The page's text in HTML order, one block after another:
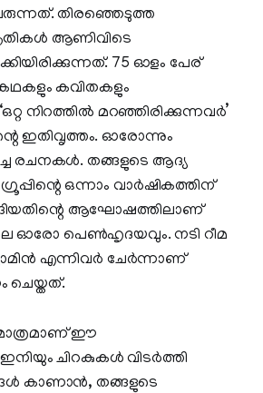
തിരഞ്ഞെടുത്ത
ആണിവിടെ
75 ഓളം പേര്
കവിതകളും
നിറത്തിൽ മറഞ്ഞിരിക്കുന്നവർ’
ഇതിവൃത്തം. ഓരോന്നും
രചനകള്‍. തങ്ങളുടെ ആദ്യ
ഒന്നാം വാര്‍ഷികത്തിന്
ആഘോഷത്തിലാണ്
ഓരോ പെണ്‍ഹൃദയവും. നടി റീമ
എന്നിവർ ചേർന്നാണ്
ചെയ്തത്.
ഈ
ചിറകുകള്‍ വിടര്‍ത്തി
കാണാന്‍, തങ്ങളുടെ